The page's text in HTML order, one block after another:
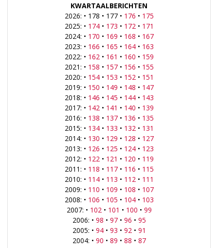
KWARTAALBERICHTEN
2026: • 178 • 177 • 176 • 175
2025: • 174• 173 • 172• 171
2024: • 170 • 169 • 168 • 167
2023: • 166 • 165 • 164• 163
2022: • 162• 161 • 160 • 159
2021: • 158 • 157• 156 • 155
2020: • 154• 153 • 152• 151
2019: • 150 • 149 • 148 • 147
2018: • 146 • 145 • 144• 143
2017: • 142• 141 • 140 • 139
2016: • 138 • 137• 136 • 135
2015: • 134• 133 • 132• 131
2014: • 130 • 129 • 128 • 127
2013: • 126 • 125 • 124• 123
2012: • 122• 121 • 120 • 119
2011: • 118 • 117• 116 • 115
2010: • 114• 113 • 112• 111
2009: • 110 • 109 • 108 • 107
2008: • 106 • 105 • 104• 103
2007: • 102• 101 • 100 • 99
2006: • 98 • 97• 96 • 95
2005: • 94• 93 • 92• 91
2004: • 90 • 89 • 88 • 87